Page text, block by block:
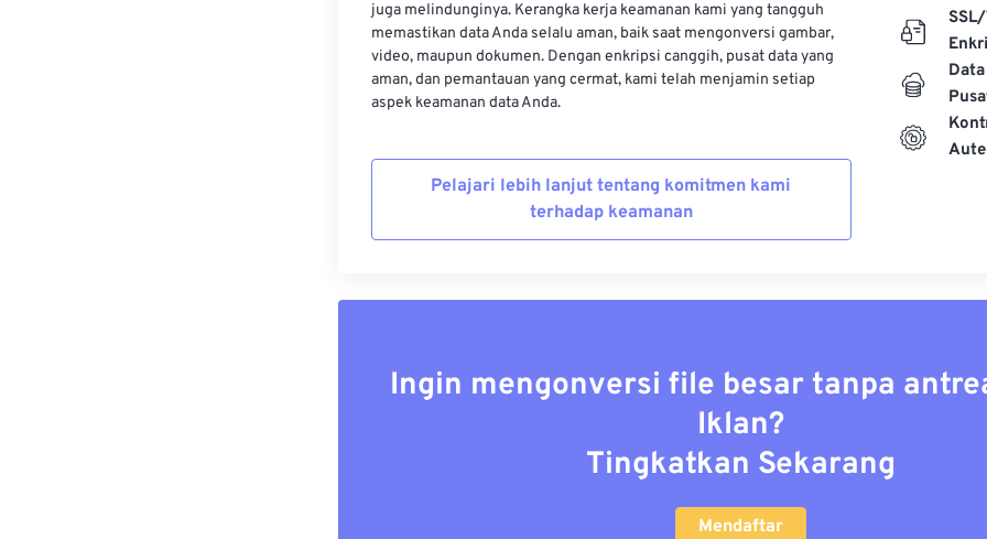
juga melindunginya. Kerangka kerja keamanan kami yang tangguh
memastikan data Anda selalu aman, baik saat mengonversi gambar,
video, maupun dokumen. Dengan enkripsi canggih, pusat data yang
aman, dan pemantauan yang cermat, kami telah menjamin setiap
aspek keamanan data Anda.
Pelajari lebih lanjut tentang komitmen kami
terhadap keamanan
Ingin mengonversi file besar tanpa
Iklan?
Tingkatkan Sekarang
Mendaftar